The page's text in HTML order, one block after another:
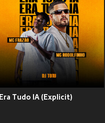
Era Tudo IA (Explicit)